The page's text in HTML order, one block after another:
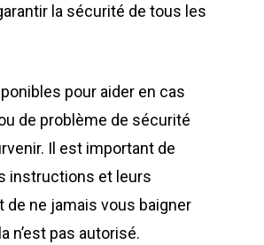
la sécurité de tous les
pour aider en cas
de problème de sécurité
Il est important de
instructions et leurs
de ne jamais vous baigner
n’est pas autorisé.